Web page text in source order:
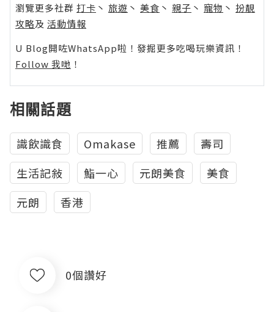
瀏覽更多社群 打卡 丶 旅遊 丶 美食 丶 親子 丶 寵物 丶 扮靚
攻略及 活動情報
U Blog開咗WhatsApp啦！發掘更多吃喝玩樂資訊！
Follow 我哋 ！
相關話題
識飲識食 Omakase 推薦
壽司
生活記敍
鮨一心 元朗美食
美食
元朗
香港
0個讚好